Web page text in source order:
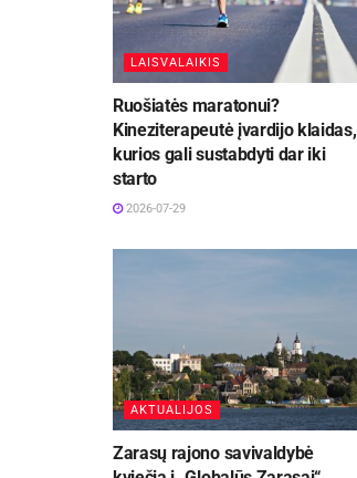
LAISVALAIKIS
Ruošiatės maratonui?
Kineziterapeutė įvardijo klaidas,
kurios gali sustabdyti dar iki
starto
2026-07-29
AKTUALIJOS
Zarasų rajono savivaldybė